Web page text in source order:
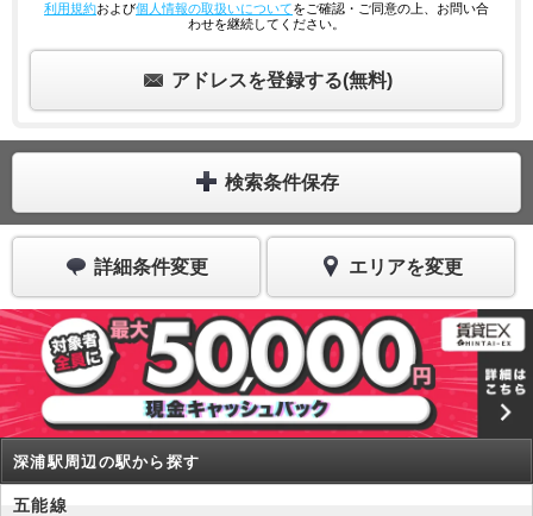
利用規約および個人情報の取扱いについてをご確認・ご同意の上、お問い合
わせを継続してください。
アドレスを登録する(無料)
検索条件保存
詳細条件変更 エリアを変更
深浦駅周辺の駅から探す
五能線